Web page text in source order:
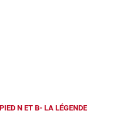
N ET B- LA LÉGENDE